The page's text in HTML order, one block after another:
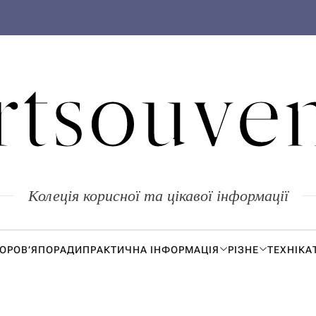
Колеція корисної та цікавої інформації
ПОРАДИПРАКТИЧНА ІНФОРМАЦІЯ РІЗНЕ ТЕХНІКА